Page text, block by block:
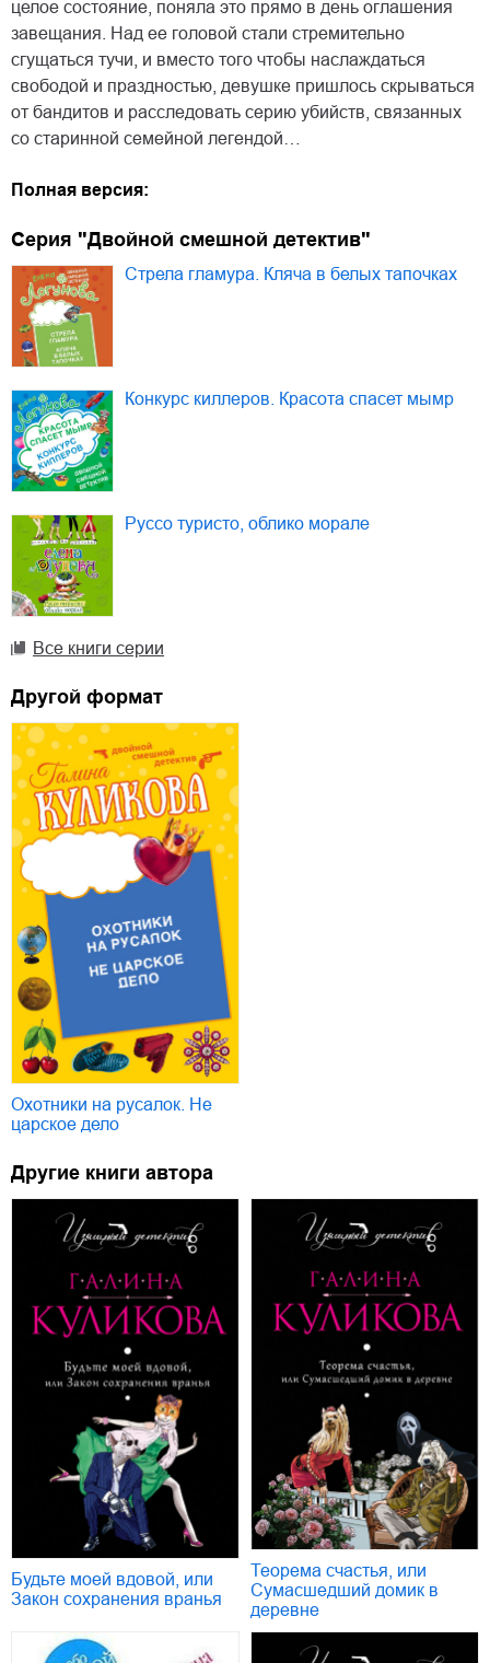
целое состояние, поняла это прямо в день оглашения
завещания. Над ее головой стали стремительно
сгущаться тучи, и вместо того чтобы наслаждаться
свободой и праздностью, девушке пришлось скрываться
от бандитов и расследовать серию убийств, связанных
со старинной семейной легендой…
Полная версия:
Серия "Двойной смешной детектив"
Стрела гламура. Кляча в белых тапочках
Конкурс киллеров. Красота спасет мымр
Руссо туристо, облико морале
Все книги серии
Другой формат
Охотники на русалок. Не
царское дело
Другие книги автора
Будьте моей вдовой, или
Закон сохранения вранья
Теорема счастья, или
Сумасшедший домик в
деревне